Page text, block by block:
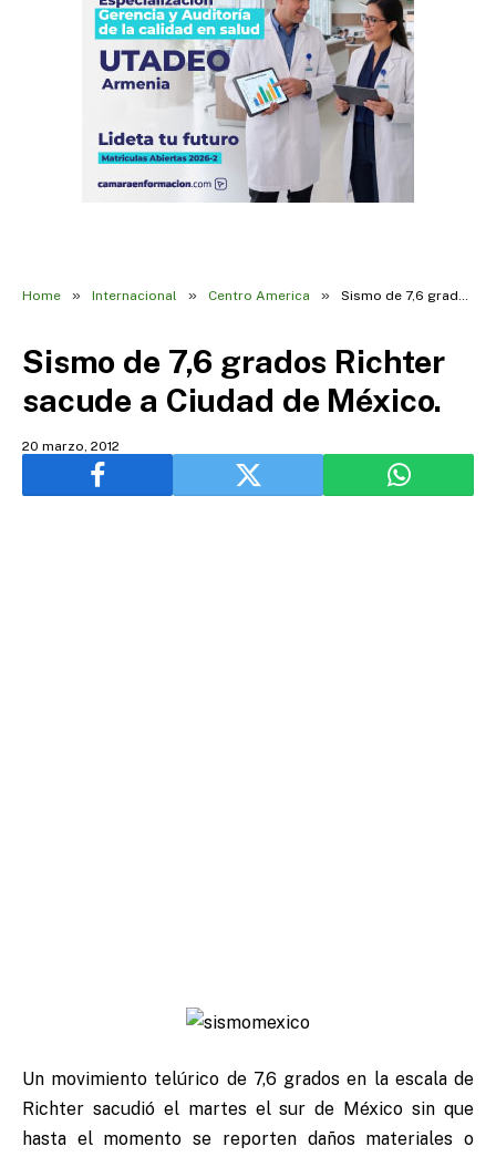
Home » Internacional » Centro America » Sismo de 7,6 grados Richter sacude a Ciudad de México.
Sismo de 7,6 grados Richter
sacude a Ciudad de México.
20 marzo, 2012
Un movimiento telúrico de 7,6 grados en la escala de
Richter sacudió el martes el sur de México sin que
hasta el momento se reporten daños materiales o